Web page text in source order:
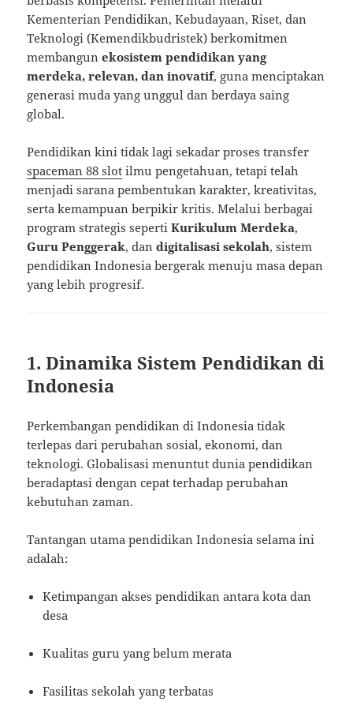
Kementerian Pendidikan, Kebudayaan, Riset, dan
Teknologi (Kemendikbudristek) berkomitmen
membangunekosistem pendidikan yang
merdeka, relevan, dan inovatif, guna menciptakan
generasi muda yang unggul dan berdaya saing
global.
Pendidikan kini tidak lagi sekadar proses transfer
spaceman 88 slot ilmu pengetahuan, tetapi telah
menjadi sarana pembentukan karakter, kreativitas,
serta kemampuan berpikir kritis. Melalui berbagai
program strategis sepertiKurikulum Merdeka,
Guru Penggerak, dandigitalisasi sekolah, sistem
pendidikan Indonesia bergerak menuju masa depan
yang lebih progresif.
1. Dinamika Sistem Pendidikan di
Indonesia
Perkembangan pendidikan di Indonesia tidak
terlepas dari perubahan sosial, ekonomi, dan
teknologi. Globalisasi menuntut dunia pendidikan
beradaptasi dengan cepat terhadap perubahan
kebutuhan zaman.
Tantangan utama pendidikan Indonesia selama ini
adalah:
Ketimpangan akses pendidikan antara kota dan
desa
Kualitas guru yang belum merata
Fasilitas sekolah yang terbatas